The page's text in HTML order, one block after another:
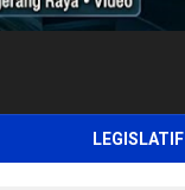
LEGISLATIF